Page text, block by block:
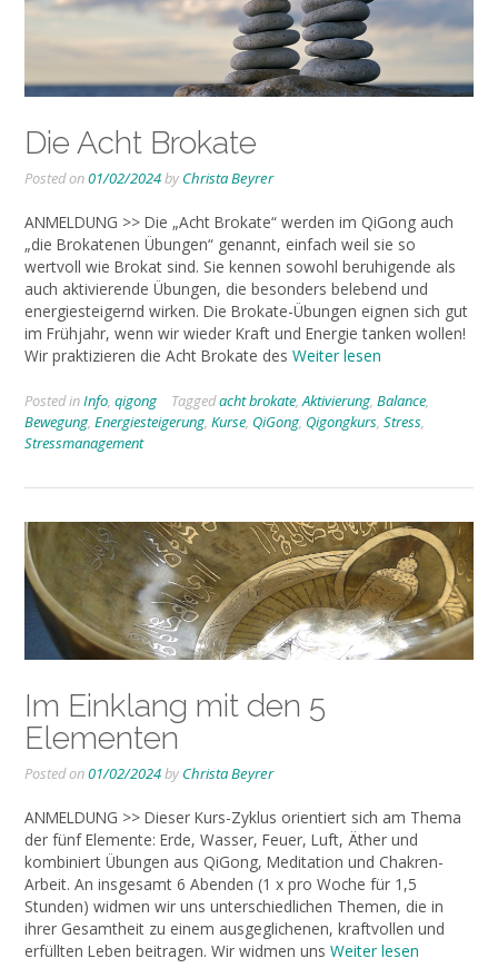
Die Acht Brokate
Posted on01/02/2024by Christa Beyrer
ANMELDUNG >> Die „Acht Brokate“ werden im QiGong auch
„die Brokatenen Übungen“ genannt, einfach weil sie so
wertvoll wie Brokat sind. Sie kennen sowohl beruhigende als
auch aktivierende Übungen, die besonders belebend und
energiesteigernd wirken. Die Brokate-Übungen eignen sich gut
im Frühjahr, wenn wir wieder Kraft und Energie tanken wollen!
Wir praktizieren die Acht Brokate des Weiter lesen
Posted inInfo, qigong Taggedacht brokate,Aktivierung, Balance,
Bewegung, Energiesteigerung, Kurse, QiGong, Qigongkurs, Stress,
Stressmanagement
Im Einklang mit den 5
Elementen
Posted on01/02/2024by Christa Beyrer
ANMELDUNG >> Dieser Kurs-Zyklus orientiert sich am Thema
der fünf Elemente: Erde, Wasser, Feuer, Luft, Äther und
kombiniert Übungen aus QiGong, Meditation und Chakren-
Arbeit. An insgesamt 6 Abenden (1 x pro Woche für 1,5
Stunden) widmen wir uns unterschiedlichen Themen, die in
ihrer Gesamtheit zu einem ausgeglichenen, kraftvollen und
erfüllten Leben beitragen. Wir widmen uns Weiter lesen